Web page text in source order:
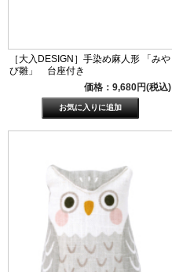
［大入DESIGN］手染め麻人形 「みや
び雛」 台座付き
価格：9,680円(税込)